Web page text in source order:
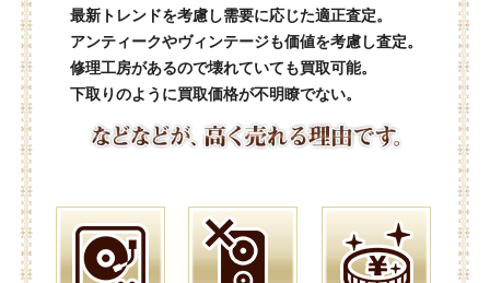
最新トレンドを考慮し需要に応じた適正査定。
アンティークやヴィンテージも価値を考慮し査定。
修理工房があるので壊れていても買取可能。
下取りのように買取価格が不明瞭でない。